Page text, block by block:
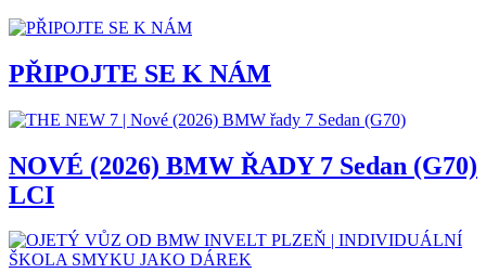
PŘIPOJTE SE K NÁM
NOVÉ (2026) BMW ŘADY 7 Sedan (G70)
LCI